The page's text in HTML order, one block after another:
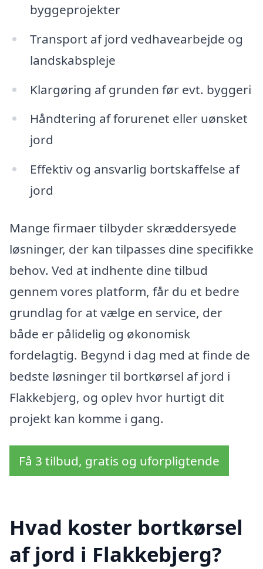
byggeprojekter
Transport af jord vedhavearbejde og
landskabspleje
Klargøring af grunden før evt. byggeri
Håndtering af forurenet eller uønsket
jord
Effektiv og ansvarlig bortskaffelse af
jord
Mange firmaer tilbyder skræddersyede
løsninger, der kan tilpasses dine specifikke
behov. Ved at indhente dine tilbud
gennem vores platform, får du et bedre
grundlag for at vælge en service, der
både er pålidelig og økonomisk
fordelagtig. Begynd i dag med at finde de
bedste løsninger til bortkørsel af jord i
Flakkebjerg, og oplev hvor hurtigt dit
projekt kan komme i gang.
Få 3 tilbud, gratis og uforpligtende
Hvad koster bortkørsel
af jord i Flakkebjerg?